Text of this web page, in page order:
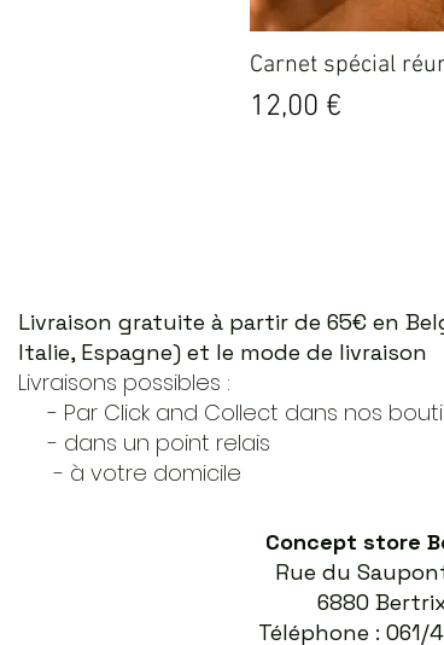
Carnet spécial
Prix
12,00 €
Livraison gratuite à partir de 65€ en
Italie, Espagne) et le mode de livraison
Livraisons possibles :
- Par Click and Collect dans nos
- dans un point relais
- à votre domicile
Concept store
Rue du
6880
Téléphone : 061/